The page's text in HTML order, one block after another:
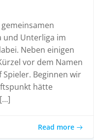
und Unterliga im
Neben einigen
vor dem Namen
Beginnen wir
hätte
Read more